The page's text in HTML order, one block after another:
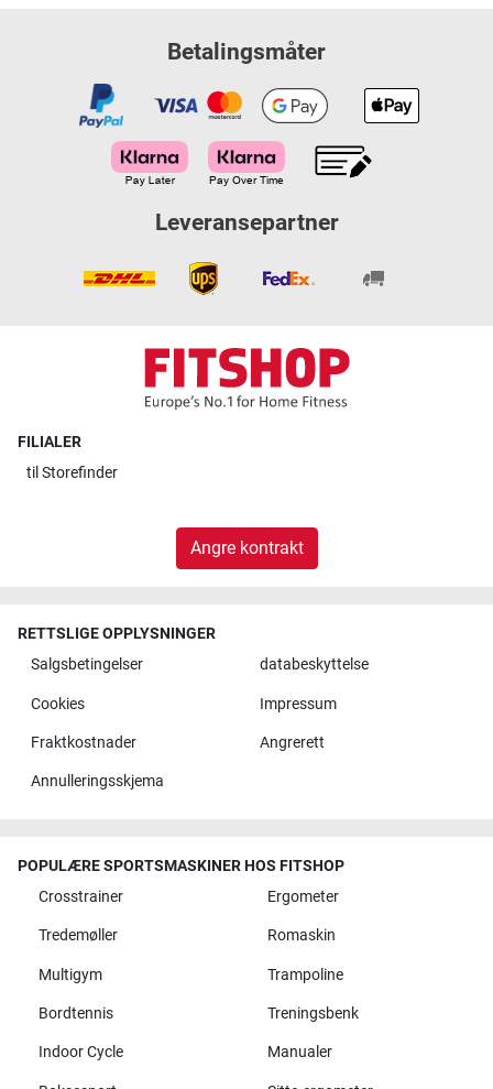
Betalingsmåter
Leveransepartner
FILIALER
til Storefinder
Angre kontrakt
RETTSLIGE OPPLYSNINGER
Salgsbetingelser
databeskyttelse
Cookies Impressum
Fraktkostnader Angrerett
Annulleringsskjema
POPULÆRE SPORTSMASKINER HOS FITSHOP
Crosstrainer
Ergometer
Tredemøller Romaskin
Multigym Trampoline
Bordtennis Treningsbenk
Indoor Cycle Manualer